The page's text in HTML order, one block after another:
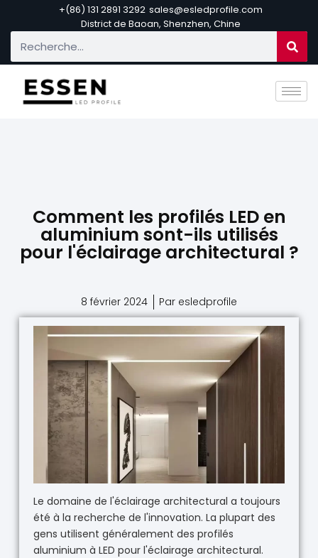
+(86) 131 2891 3292 sales@esledprofile.com
District de Baoan, Shenzhen, Chine
Comment les profilés LED en
aluminium sont-ils utilisés
pour l'éclairage architectural ?
8 février 2024 Par esledprofile
Le domaine de l'éclairage architectural a toujours
été à la recherche de l'innovation. La plupart des
gens utilisent généralement des profilés
aluminium à LED pour l'éclairage architectural.